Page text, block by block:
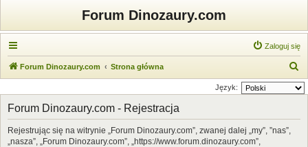
Forum Dinozaury.com
Zaloguj się
Forum Dinozaury.com Strona główna
z
Język:
Forum Dinozaury.com - Rejestracja
Rejestrując się na witrynie „Forum Dinozaury.com”, zwanej dalej „my”, ”nas”,
„nasza”, „Forum Dinozaury.com”, „https://www.forum.dinozaury.com”,